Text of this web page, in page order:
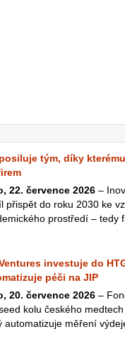
tým, díky
22. července 2026 –
přispět do roku 2030 ke
prostředí – tedy
investuje do
péči na JIP
20. července 2026 –
kolu českého
automatizuje měření